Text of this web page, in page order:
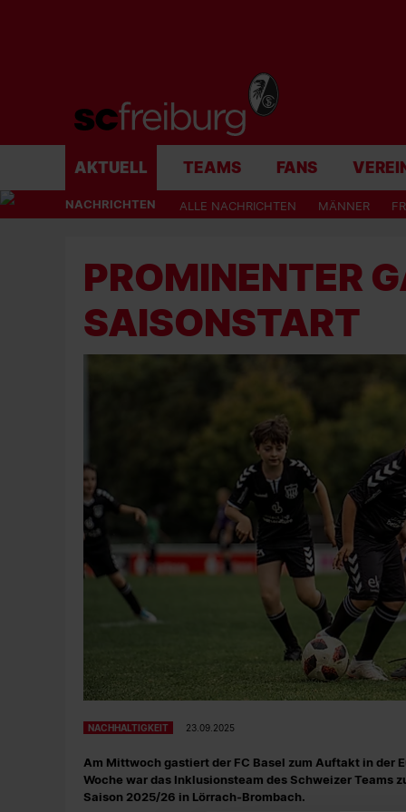
AKTUELL TEAMS FANS VEREIN
NACHRICHTEN ALLE NACHRICHTEN MÄNNER
PROMINENTER
SAISONSTART
NACHHALTIGKEIT 23.09.2025
Am Mittwoch gastiert der FC Basel zum Auftakt in der
Woche war das Inklusionsteam des Schweizer Teams
Saison 2025/26 in Lörrach-Brombach.